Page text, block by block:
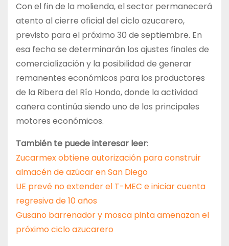
Con el fin de la molienda, el sector permanecerá
atento al cierre oficial del ciclo azucarero,
previsto para el próximo 30 de septiembre. En
esa fecha se determinarán los ajustes finales de
comercialización y la posibilidad de generar
remanentes económicos para los productores
de la Ribera del Río Hondo, donde la actividad
cañera continúa siendo uno de los principales
motores económicos.
También te puede interesar leer:
Zucarmex obtiene autorización para construir
almacén de azúcar en San Diego
UE prevé no extender el T-MEC e iniciar cuenta
regresiva de 10 años
Gusano barrenador y mosca pinta amenazan el
próximo ciclo azucarero